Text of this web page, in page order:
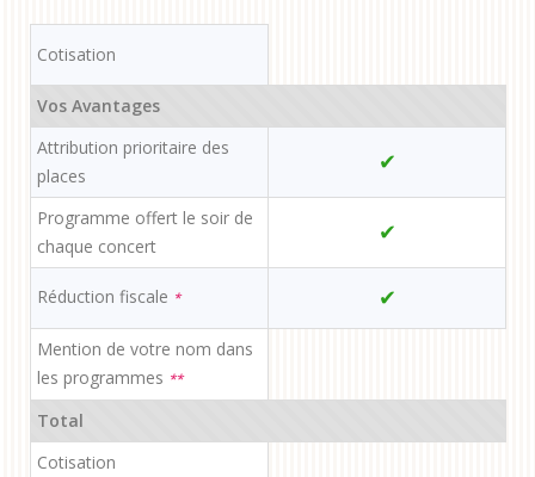
Cotisation
Vos Avantages
Attribution prioritaire des
places
✔
Programme offert le soir de
chaque concert
✔
Réduction fiscale * ✔
Mention de votre nom dans
les programmes **
Total
Cotisation